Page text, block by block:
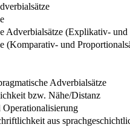
Adverbialsätze (Explikativ- und
(Komparativ- und
Adverbialsätze
bzw. Nähe/Distanz
aus